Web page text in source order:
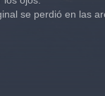
se perdió en las